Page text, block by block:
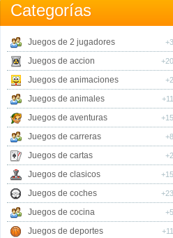
Categorías
Juegos de 2 jugadores
Juegos de accion
Juegos de animaciones
Juegos de animales
Juegos de aventuras
Juegos de carreras
Juegos de cartas
Juegos de clasicos
Juegos de coches
Juegos de cocina
Juegos de deportes